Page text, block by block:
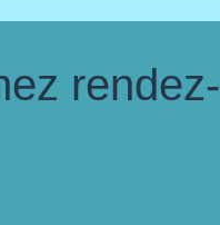
rendez-